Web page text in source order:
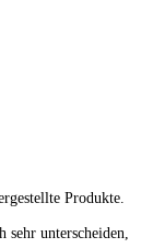
Produkte.
sehr unterscheiden,